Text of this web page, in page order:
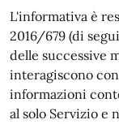
L'informativa è
2016/679 (di
delle successive
interagiscono
informazioni
al solo Servizio e